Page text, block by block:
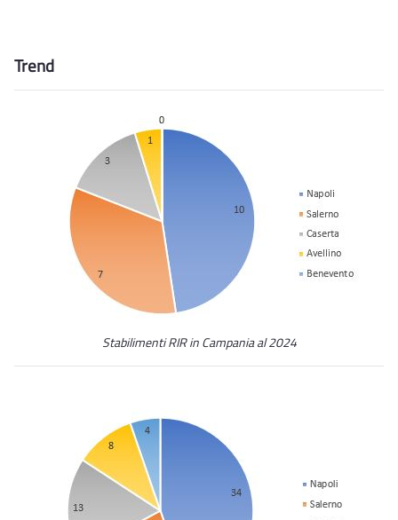
Trend
Stabilimenti RIR in Campania al 2024